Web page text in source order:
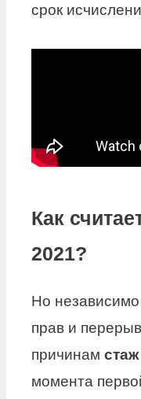
срок
Как
2021?
Но
прав и
причинам стаж
момента